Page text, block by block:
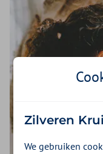
Zilveren
We gebruiken